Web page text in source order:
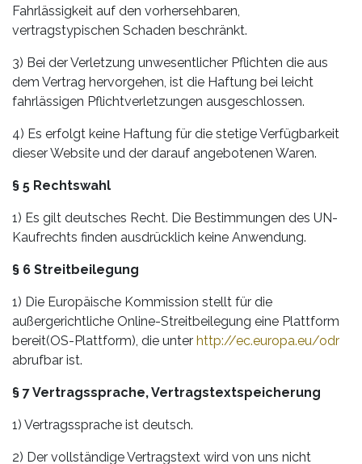
Fahrlässigkeit auf den vorhersehbaren,
vertragstypischen Schaden beschränkt.
3) Bei der Verletzung unwesentlicher Pflichten die aus
dem Vertrag hervorgehen, ist die Haftung bei leicht
fahrlässigen Pflichtverletzungen ausgeschlossen.
4) Es erfolgt keine Haftung für die stetige Verfügbarkeit
dieser Website und der darauf angebotenen Waren.
§ 5 Rechtswahl
1) Es gilt deutsches Recht. Die Bestimmungen des UN-
Kaufrechts finden ausdrücklich keine Anwendung.
§ 6 Streitbeilegung
1) Die Europäische Kommission stellt für die
außergerichtliche Online-Streitbeilegung eine Plattform
bereit(OS-Plattform), die unter http://ec.europa.eu/odr
abrufbar ist.
§ 7 Vertragssprache, Vertragstextspeicherung
1) Vertragssprache ist deutsch.
2) Der vollständige Vertragstext wird von uns nicht